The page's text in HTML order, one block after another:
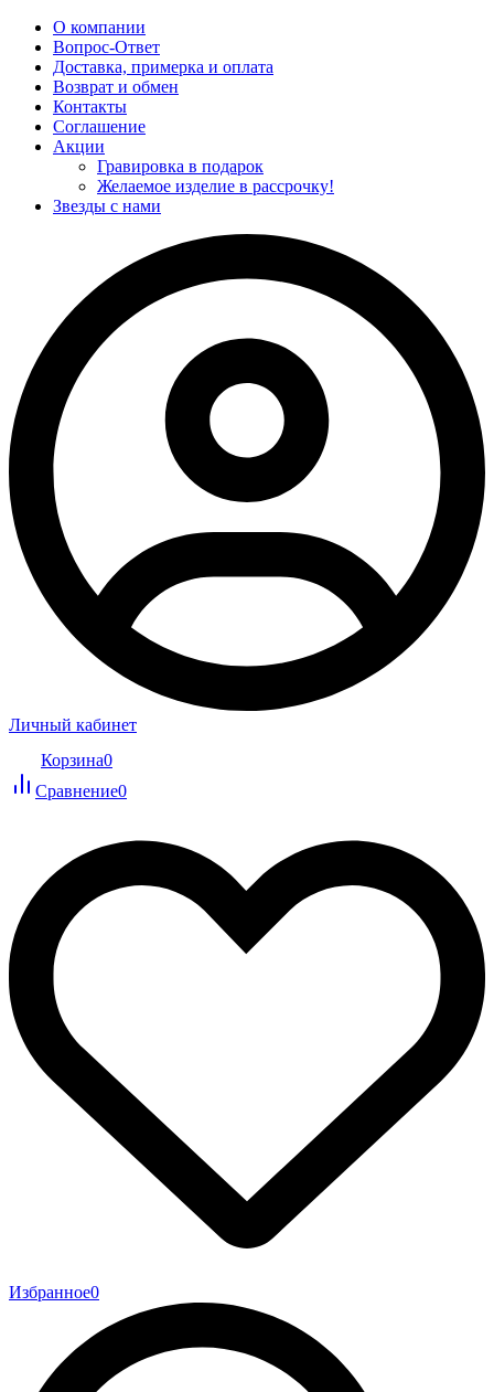
О компании
Вопрос-Ответ
Доставка, примерка и оплата
Возврат и обмен
Контакты
Соглашение
Акции
Гравировка в подарок
Желаемое изделие в рассрочку!
Звезды с нами
Личный кабинет
Корзина0
Сравнение0
Избранное0